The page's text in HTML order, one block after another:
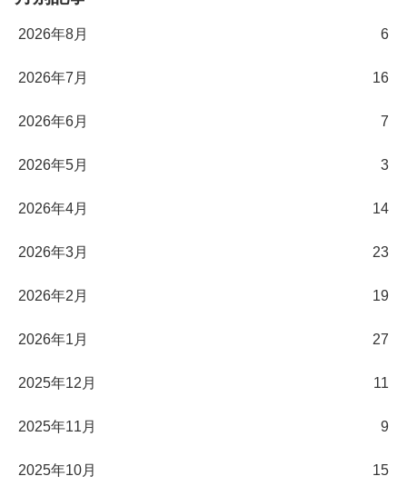
2026年8月 6
2026年7月 16
2026年6月 7
2026年5月 3
2026年4月 14
2026年3月 23
2026年2月 19
2026年1月 27
2025年12月 11
2025年11月 9
2025年10月 15